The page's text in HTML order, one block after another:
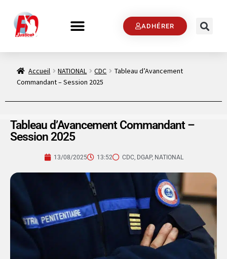
ADHÉRER
Accueil NATIONAL CDC
Tableau d’Avancement
Commandant – Session 2025
Tableau d’Avancement Commandant –
Session 2025
13/08/2025 13:52 CDC, DGAP, NATIONAL